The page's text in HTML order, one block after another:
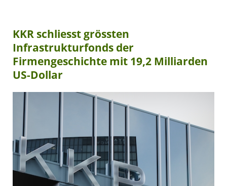
KKR schliesst grössten
Infrastrukturfonds der
Firmengeschichte mit 19,2 Milliarden
US-Dollar